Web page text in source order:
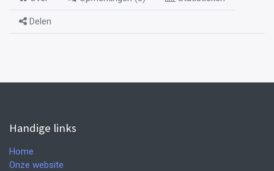
Delen
Handige links
Home
Onze website